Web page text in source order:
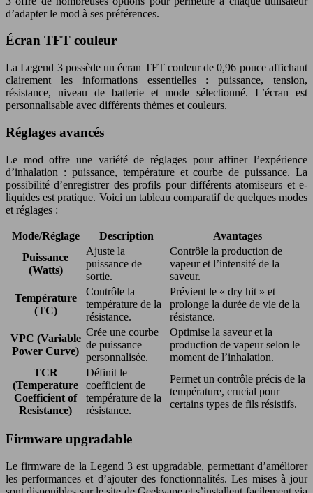
d’adapter le mod à ses préférences.
Écran TFT couleur
La Legend 3 possède un écran TFT couleur de 0,96 pouce affichant
clairement les informations essentielles : puissance, tension,
résistance, niveau de batterie et mode sélectionné. L’écran est
personnalisable avec différents thèmes et couleurs.
Réglages avancés
Le mod offre une variété de réglages pour affiner l’expérience
d’inhalation : puissance, température et courbe de puissance. La
possibilité d’enregistrer des profils pour différents atomiseurs et e-
liquides est pratique. Voici un tableau comparatif de quelques modes
et réglages :
Mode/Réglage Description
Avantages
Puissance
(Watts)
Ajuste la
puissance de
sortie.
Contrôle la production de
vapeur et l’intensité de la
saveur.
Température
(TC)
Contrôle la
température de la
résistance.
Prévient le « dry hit » et
prolonge la durée de vie de la
résistance.
VPC (Variable
Power Curve)
Crée une courbe
de puissance
personnalisée.
Optimise la saveur et la
production de vapeur selon le
moment de l’inhalation.
TCR
(Temperature
Coefficient of
Resistance)
Définit le
coefficient de
température de la
résistance.
Permet un contrôle précis de la
température, crucial pour
certains types de fils résistifs.
Firmware upgradable
Le firmware de la Legend 3 est upgradable, permettant d’améliorer
les performances et d’ajouter des fonctionnalités. Les mises à jour